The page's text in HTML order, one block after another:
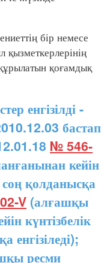
бір немесе
қоғамдық
енгізілді -
бастап
№ 546-
кейін
соң қолданысқа
V (алғашқы
күнтізбелік
енгізіледі);
ресми